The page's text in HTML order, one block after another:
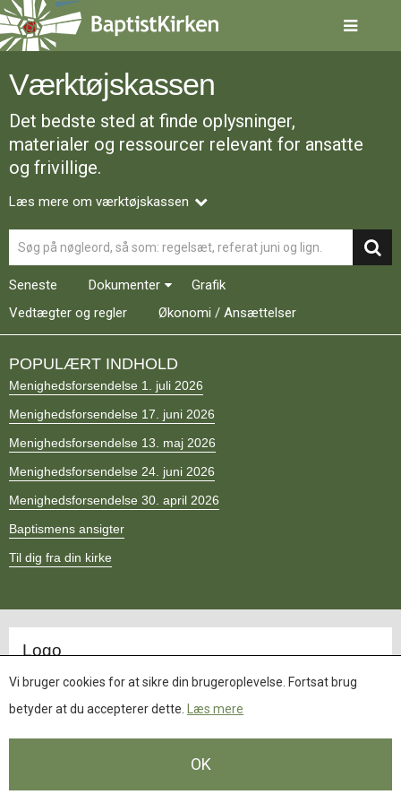
Spring
menu
over
gå
indhold Vend
tilbage
forsiden
1.0:
Forside
3.0:
Kalender
4.0:
Inspiration
5.0:
6.0:
Mission
7.0:
Om
9.0:
Forside
10.0:
Nyheder
11.0:
Kalender
13.0:
Værktøjskassen
14.0:
Mission
15.0:
BaptistKirken
16.0:
Kontakt
Værktøjskassen
Det bedste sted at finde oplysninger,
materialer og ressourcer relevant for ansatte
og frivillige.
Læs mere om værktøjskassen
Seneste Dokumenter
Grafik
Vedtægter og regler
Økonomi / Ansættelser
POPULÆRT INDHOLD
Menighedsforsendelse 1. juli 2026
Menighedsforsendelse 17. juni 2026
Menighedsforsendelse 13. maj 2026
Menighedsforsendelse 24. juni 2026
Menighedsforsendelse 30. april 2026
Baptismens ansigter
Til dig fra din kirke
Logo
Vi bruger cookies for at sikre din brugeroplevelse. Fortsat brug
betyder at du accepterer dette.
Læs mere
OK